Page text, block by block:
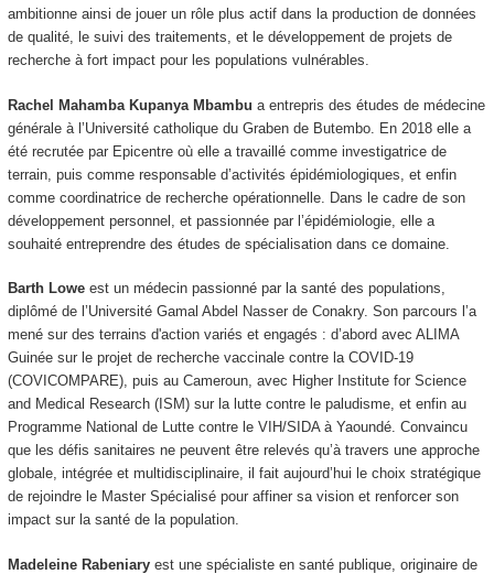
ambitionne ainsi de jouer un rôle plus actif dans la production de données
de qualité, le suivi des traitements, et le développement de projets de
recherche à fort impact pour les populations vulnérables.
Rachel Mahamba Kupanya Mbambu a entrepris des études de médecine
générale à l’Université catholique du Graben de Butembo. En 2018 elle a
été recrutée par Epicentre où elle a travaillé comme investigatrice de
terrain, puis comme responsable d’activités épidémiologiques, et enfin
comme coordinatrice de recherche opérationnelle. Dans le cadre de son
développement personnel, et passionnée par l’épidémiologie, elle a
souhaité entreprendre des études de spécialisation dans ce domaine.
Barth Lowe est un médecin passionné par la santé des populations,
diplômé de l’Université Gamal Abdel Nasser de Conakry. Son parcours l’a
mené sur des terrains d'action variés et engagés : d’abord avec ALIMA
Guinée sur le projet de recherche vaccinale contre la COVID-19
(COVICOMPARE), puis au Cameroun, avec Higher Institute for Science
and Medical Research (ISM) sur la lutte contre le paludisme, et enfin au
Programme National de Lutte contre le VIH/SIDA à Yaoundé. Convaincu
que les défis sanitaires ne peuvent être relevés qu’à travers une approche
globale, intégrée et multidisciplinaire, il fait aujourd’hui le choix stratégique
de rejoindre le Master Spécialisé pour affiner sa vision et renforcer son
impact sur la santé de la population.
Madeleine Rabeniaryest une spécialiste en santé publique, originaire de